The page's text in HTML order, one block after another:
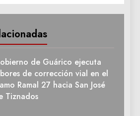
de Guárico ejecuta
de corrección vial en el
Ramal 27 hacia San José
Tiznados